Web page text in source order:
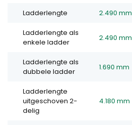
Ladderlengte 2.490 mm
Ladderlengte als
enkele ladder
2.490 mm
Ladderlengte als
dubbele ladder
1.690 mm
Ladderlengte
uitgeschoven 2-
delig
4.180 mm